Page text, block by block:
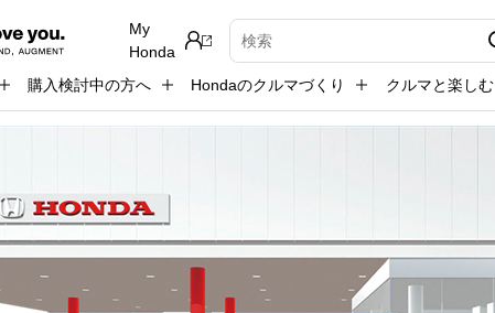
My
Honda
検索キーワード入力
購入検討中の方へ Hondaのクルマづくり クルマと楽しむ